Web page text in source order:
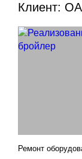
Клиент:
Ремонт